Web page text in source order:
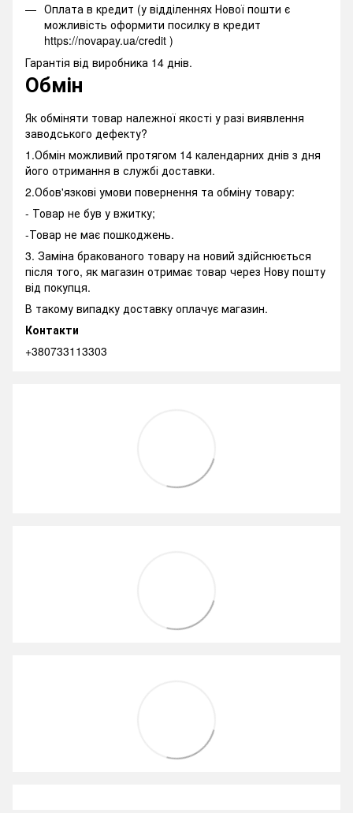
Оплата в кредит (у відділеннях Нової пошти є
можливість оформити посилку в кредит
https://novapay.ua/credit )
Гарантія від виробника 14 днів.
Обмін
Як обміняти товар належної якості у разі виявлення
заводського дефекту?
1.Обмін можливий протягом 14 календарних днів з дня
його отримання в службі доставки.
2.Обов'язкові умови повернення та обміну товару:
- Товар не був у вжитку;
-Товар не має пошкоджень.
3. Заміна бракованого товару на новий здійснюється
після того, як магазин отримає товар через Нову пошту
від покупця.
В такому випадку доставку оплачує магазин.
Контакти
+380733113303